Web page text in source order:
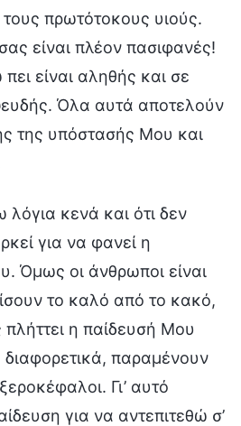
πρωτότοκους υιούς.
είναι πλέον πασιφανές!
είναι αληθής και σε
Όλα αυτά αποτελούν
της υπόστασής Μου και
λόγια κενά και ότι δεν
για να φανεί η
Όμως οι άνθρωποι είναι
το καλό από το κακό,
η παίδευσή Μου
διαφορετικά, παραμένουν
Γι’ αυτό
για να αντεπιτεθώ σ’